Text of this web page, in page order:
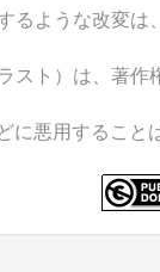
ような改変は
ト）は、著
悪用すること